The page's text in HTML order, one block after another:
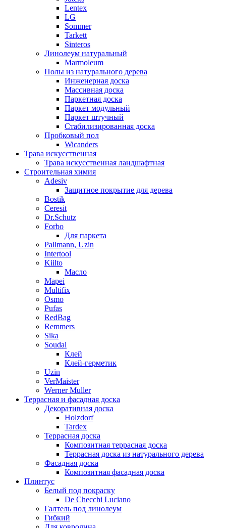
Lentex
LG
Sommer
Tarkett
Sinteros
Линолеум натуральный
Marmoleum
Полы из натурального дерева
Инженерная доска
Массивная доска
Паркетная доска
Паркет модульный
Паркет штучный
Стабилизированная доска
Пробковый пол
Wicanders
Трава искусственная
Трава искусственная ландшафтная
Строительная химия
Adesiv
Защитное покрытие для дерева
Bostik
Ceresit
Dr.Schutz
Forbo
Для паркета
Pallmann, Uzin
Intertool
Kiilto
Масло
Mapei
Multifix
Osmo
Pufas
RedBag
Remmers
Sika
Soudal
Клей
Клей-герметик
Uzin
VerMaister
Werner Muller
Террасная и фасадная доска
Декоративная доска
Holzdorf
Tardex
Террасная доска
Композитная террасная доска
Террасная доска из натурального дерева
Фасадная доска
Композитная фасадная доска
Плинтус
Белый под покраску
De Checchi Luciano
Галтель под линолеум
Гибкий